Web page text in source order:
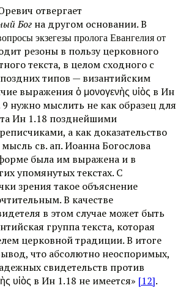
отвергает
Бог на другом основании. В
экзегезы пролога Евангелия от
резоны в пользу церковного
текста, в целом сходного с
типов — византийским
выражения ὁ μονογενὴς υἱὸς в Ин
нужно мыслить не как образец для
Ин 1.18 позднейшими
а как доказательство
св. ап. Иоанна Богослова
была им выражена и в
упомянутых текстах. С
зрения такое объяснение
В качестве
в этом случае может быть
группа текста, которая
церковной традиции. В итоге
что абсолютно неоспоримых,
свидетельств против
υἱὸς в Ин 1.18 не имеется» [12].